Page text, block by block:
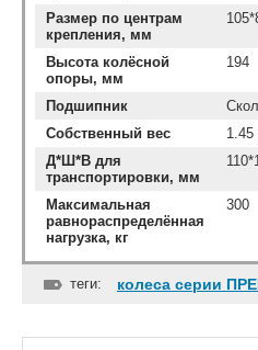
Размер по центрам
крепления, мм
Высота колёсной
опоры, мм
194
Подшипник
Собственный вес
1.45
Д*Ш*В для
транспортировки, мм
Максимальная
равнораспределённая
нагрузка, кг
300
теги: колеса серии